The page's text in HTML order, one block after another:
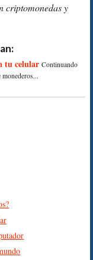
criptomonedas y
tu celular Continuando